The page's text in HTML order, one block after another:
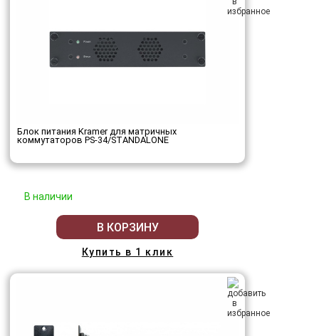
Блок питания Kramer для матричных
коммутаторов PS-34/STANDALONE
В наличии
В КОРЗИНУ
Купить в 1 клик